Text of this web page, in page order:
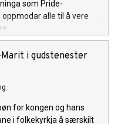
som Pride-
alle til å vere
i gudstenester
for kongen og hans
i folkekyrkja å særskilt